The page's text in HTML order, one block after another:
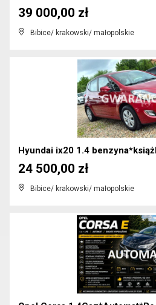
Bibice/ krakowski/ małopolskie
39 000,00 zł
Hyundai ix20 1.4
Bibice/ krakowski/ małopolskie
24 500,00 zł